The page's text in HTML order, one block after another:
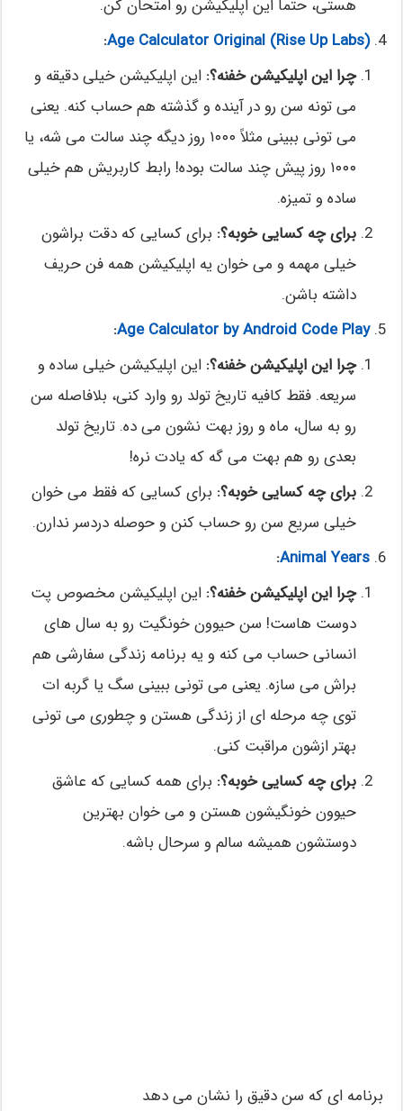
هستی، حتماً این اپلیکیشن رو امتحان کن.
Age Calculator Original (Rise Up Labs)
:
چرا این اپلیکیشن خفنه؟: این اپلیکیشن خیلی دقیقه و
می تونه سن رو در آینده و گذشته هم حساب کنه. یعنی
می تونی ببینی مثلاً ۱۰۰۰ روز دیگه چند سالت می شه، یا
۱۰۰۰ روز پیش چند سالت بوده! رابط کاربریش هم خیلی
ساده و تمیزه.
برای چه کسایی خوبه؟: برای کسایی که دقت براشون
خیلی مهمه و می خوان یه اپلیکیشن همه فن حریف
داشته باشن.
Age Calculator by Android Code Play
:
چرا این اپلیکیشن خفنه؟: این اپلیکیشن خیلی ساده و
سریعه. فقط کافیه تاریخ تولد رو وارد کنی، بلافاصله سن
رو به سال، ماه و روز بهت نشون می ده. تاریخ تولد
بعدی رو هم بهت می گه که یادت نره!
برای چه کسایی خوبه؟: برای کسایی که فقط می خوان
خیلی سریع سن رو حساب کنن و حوصله دردسر ندارن.
Animal Years
:
چرا این اپلیکیشن خفنه؟: این اپلیکیشن مخصوص پت
دوست هاست! سن حیوون خونگیت رو به سال های
انسانی حساب می کنه و یه برنامه زندگی سفارشی هم
براش می سازه. یعنی می تونی ببینی سگ یا گربه ات
توی چه مرحله ای از زندگی هستن و چطوری می تونی
بهتر ازشون مراقبت کنی.
برای چه کسایی خوبه؟: برای همه کسایی که عاشق
حیوون خونگیشون هستن و می خوان بهترین
دوستشون همیشه سالم و سرحال باشه.
برنامه ای که سن دقیق را نشان می دهد